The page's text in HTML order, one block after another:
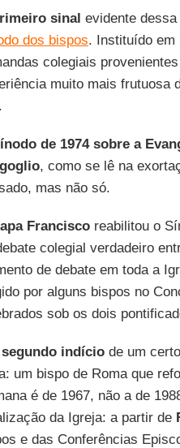
sinal evidente
dos bispos. Instituído em
colegiais
muito mais frutuosa
.
de 1974 sobre a
, como se lê na
mas não só.
Franciscoreabilitou o
colegial verdadeiro
de debate em toda a
por alguns bispos no
sob os dois
segundo indíciode um
um bispo de Roma que
é de 1967, não a de
da Igreja: a partir de
e das Conferências